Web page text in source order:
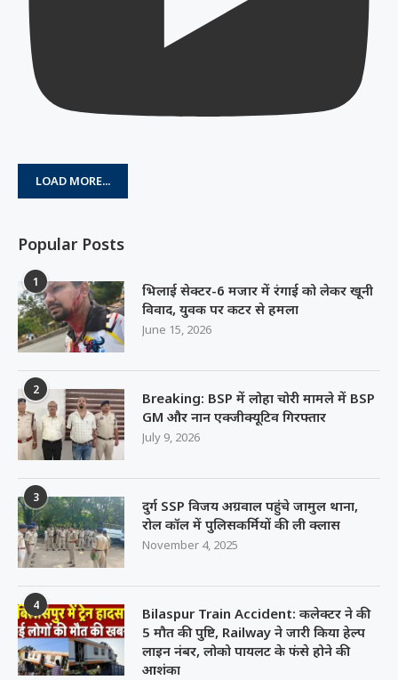
LOAD MORE...
Popular Posts
1
भिलाई सेक्टर-6 मजार में रंगाई को लेकर खूनी
विवाद, युवक पर कटर से हमला
June 15, 2026
2
Breaking: BSP में लोहा चोरी मामले में BSP
GM और नान एक्जीक्यूटिव गिरफ्तार
July 9, 2026
3
दुर्ग SSP विजय अग्रवाल पहुंचे जामुल थाना,
रोल कॉल में पुलिसकर्मियों की ली क्लास
November 4, 2025
4
Bilaspur Train Accident: कलेक्टर ने की
5 मौत की पुष्टि, Railway ने जारी किया हेल्प
लाइन नंबर, लोको पायलट के फंसे होने की
आशंका